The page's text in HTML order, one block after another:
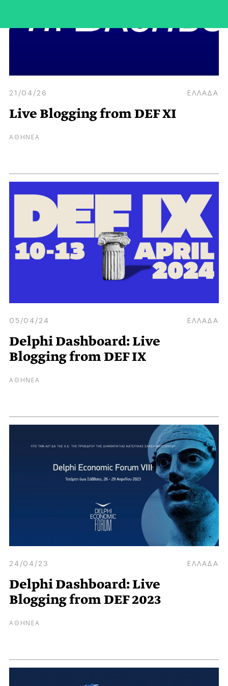
21/04/26 ΕΛΛΑΔΑ
Live Blogging from DEF XI
ΑΘΗΝΕΑ
05/04/24 ΕΛΛΑΔΑ
Delphi Dashboard: Live
Blogging from DEF IX
ΑΘΗΝΕΑ
24/04/23 ΕΛΛΑΔΑ
Delphi Dashboard: Live
Blogging from DEF 2023
ΑΘΗΝΕΑ